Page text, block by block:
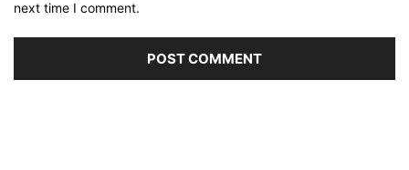
next time I comment.